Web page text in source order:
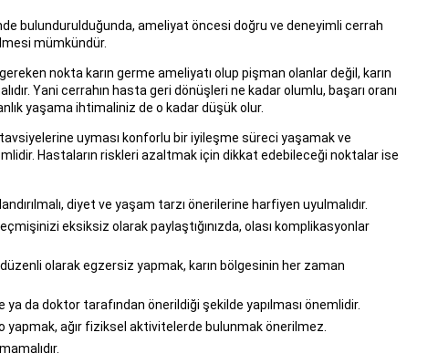
bulundurulduğunda, ameliyat öncesi doğru ve deneyimli cerrah
mümkündür.
nokta karın germe ameliyatı olup pişman olanlar değil, karın
Yani cerrahın hasta geri dönüşleri ne kadar olumlu, başarı oranı
yaşama ihtimaliniz de o kadar düşük olur.
uyması konforlu bir iyileşme süreci yaşamak ve
Hastaların riskleri azaltmak için dikkat edebileceği noktalar ise
diyet ve yaşam tarzı önerilerine harfiyen uyulmalıdır.
eksiksiz olarak paylaştığınızda, olası komplikasyonlar
olarak egzersiz yapmak, karın bölgesinin her zaman
da doktor tarafından önerildiği şekilde yapılması önemlidir.
ağır fiziksel aktivitelerde bulunmak önerilmez.